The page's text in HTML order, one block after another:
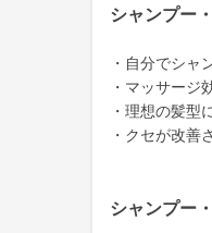
シャンプー
・自分でシャ
・マッサージ
・理想の髪型
・クセが改善
シャンプー